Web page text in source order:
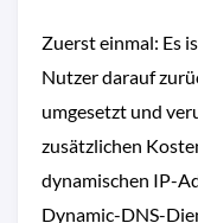
Zuerst einmal: Es
Nutzer darauf
umgesetzt und
zusätzlichen
dynamischen IP-
Dynamic-DNS-